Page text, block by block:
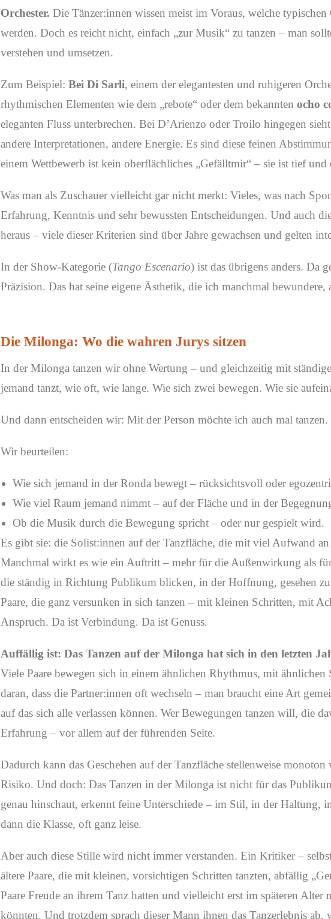
Orchester. Die Tänzer:innen wissen meist im Voraus, welche typischen
werden. Doch es reicht nicht, einfach „zur Musik“ zu tanzen – man
verstehen und umsetzen.
Zum Beispiel: Bei Di Sarli, einem der elegantesten und ruhigeren
rhythmischen Elementen wie dem „rebote“ oder dem bekannten ocho
eleganten Fluss unterbrechen. Bei D’Arienzo oder Troilo hingegen
andere Interpretationen, andere Energie. Es sind diese feinen
einem Wettbewerb ist kein oberflächliches „Gefälltmir“ – sie ist tief und
Was man als Zuschauer vielleicht gar nicht merkt: Vieles, was nach
Erfahrung, Kenntnis und sehr bewussten Entscheidungen. Und auch
heraus – viele dieser Kriterien sind über Jahre gewachsen und gelten
In der Show-Kategorie (Tango Escenario) ist das übrigens anders. Da
Präzision. Das hat seine eigene Ästhetik, die ich manchmal bewundere,
Die Milonga: Wo die wahren Jurys sitzen
In der Milonga tanzen wir ohne Wertung – und gleichzeitig mit
jemand tanzt, wie oft, wie lange. Wie sich zwei bewegen. Wie sie
Und dann entscheiden wir: Mit der Person möchte ich auch mal
Wir beurteilen:
Wie sich jemand in der Ronda bewegt – rücksichtsvoll oder
Wie viel Raum jemand nimmt – auf der Fläche und in der
Ob die Musik durch die Bewegung spricht – oder nur gespielt wird.
Es gibt sie: die Solist:innen auf der Tanzfläche, die mit viel Aufwand
Manchmal wirkt es wie ein Auftritt – mehr für die Außenwirkung als
die ständig in Richtung Publikum blicken, in der Hoffnung, gesehen
Paare, die ganz versunken in sich tanzen – mit kleinen Schritten, mit
Anspruch. Da ist Verbindung. Da ist Genuss.
Auffällig ist: Das Tanzen auf der Milonga hat sich in den letzten
Viele Paare bewegen sich in einem ähnlichen Rhythmus, mit
daran, dass die Partner:innen oft wechseln – man braucht eine Art
auf das sich alle verlassen können. Wer Bewegungen tanzen will, die
Erfahrung – vor allem auf der führenden Seite.
Dadurch kann das Geschehen auf der Tanzfläche stellenweise
Risiko. Und doch: Das Tanzen in der Milonga ist nicht für das
genau hinschaut, erkennt feine Unterschiede – im Stil, in der Haltung,
dann die Klasse, oft ganz leise.
Aber auch diese Stille wird nicht immer verstanden. Ein Kritiker –
ältere Paare, die mit kleinen, vorsichtigen Schritten tanzten, abfällig
Paare Freude an ihrem Tanz hatten und vielleicht erst im späteren Alter
könnten. Und trotzdem sprach dieser Mann ihnen das Tanzerlebnis